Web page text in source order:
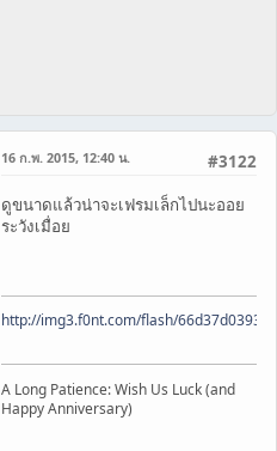
#3122
16 ก.พ. 2015, 12:40 น.
ดูขนาดแล้วน่าจะเฟรมเล็กไปนะออย
ระวังเมื่อย
http://img3.f0nt.com/flash/
A Long Patience: Wish Us Luck (and
Happy Anniversary)